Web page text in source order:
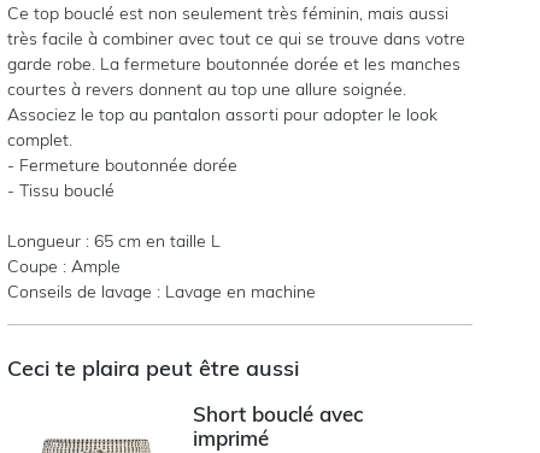
Ce top bouclé est non seulement très féminin, mais aussi
très facile à combiner avec tout ce qui se trouve dans votre
garde robe. La fermeture boutonnée dorée et les manches
courtes à revers donnent au top une allure soignée.
Associez le top au pantalon assorti pour adopter le look
complet.
- Fermeture boutonnée dorée
- Tissu bouclé
Longueur : 65 cm en taille L
Coupe : Ample
Conseils de lavage : Lavage en machine
Ceci te plaira peut être aussi
Short bouclé avec
imprimé